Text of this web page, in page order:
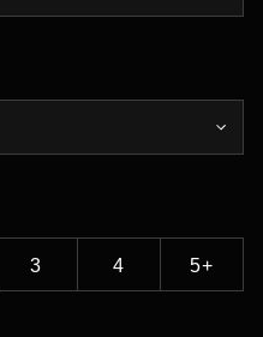
3 4 5+